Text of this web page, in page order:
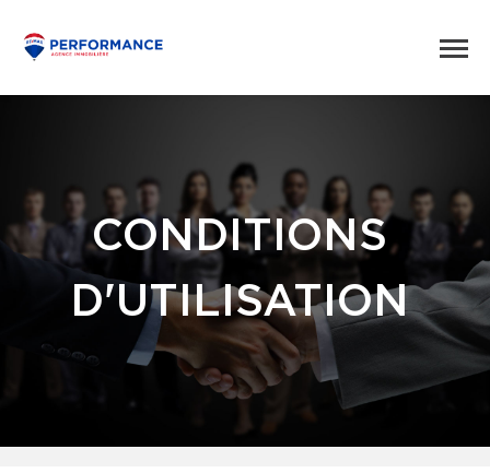
CONDITIONS
D'UTILISATION